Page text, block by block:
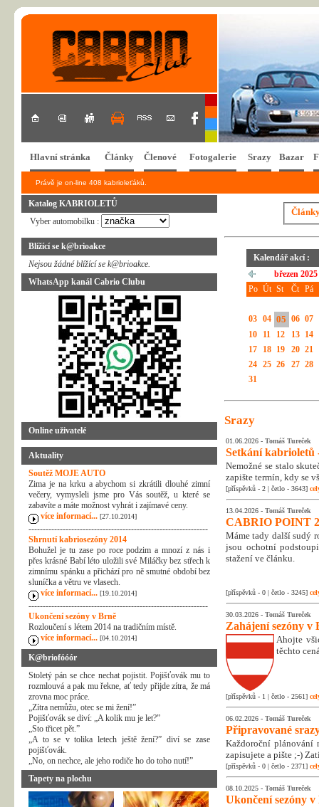
Hlavní stránka Články Členové Fotogalerie Srazy Bazar
Právě je on-line 408 kabrioleťáků.
Katalog KABRIOLETŮ
Vyber automobilku :
Blížící se k@brioakce
Nejsou žádné blížící se k@brioakce.
WhatsApp kanál Cabrio Clubu
Online uživatelé
Aktuality
Soutěž MOJE AUTO
Zima je na krku a abychom si zkrátili dlouhé zimní
večery, vymysleli jsme pro Vás soutěž, u které se
zabavíte a máte možnost vyhrát i zajímavé ceny.
více informací... [27.10.2014]
---------------------------------------------------------------
Shrnutí kabriosezóny 2014
Bohužel je tu zase po roce podzim a mnozí z nás i
přes krásné Babí léto uložili své Miláčky bez střech k
zimnímu spánku a přichází pro ně smutné období bez
sluníčka a větru ve vlasech.
více informací... [19.10.2014]
---------------------------------------------------------------
Ukončení sezóny v Brně
Rozloučení s létem 2014 na tradičním místě.
více informací... [04.10.2014]
K@briofóóór
Stoletý pán se chce nechat pojistit. Pojišťovák mu to
rozmlouvá a pak mu řekne, ať tedy přijde zítra, že má
zrovna moc práce.
„Zítra nemůžu, otec se mi žení!”
Pojišťovák se diví: „A kolik mu je let?”
„Sto třicet pět.”
„A to se v tolika letech ještě žení?” diví se zase
pojišťovák.
„No, on nechce, ale jeho rodiče ho do toho nutí!”
Tapety na plochu
Kalendář akcí :
březen 2025
Po Út St Čt Pá
03 04 05 06 07
10
11 12 13 14
17
18 19 20 21
24 25 26 27 28
31
Srazy
01.06.2026 - Tomáš Tureček
Setkání kabrioletů
Nemožné se stalo
zapište termín, kdy se
[příspěvků - 2 | četlo - 3643]
13.04.2026 - Tomáš Tureček
CABRIO POINT
Máme tady další sudý
jsou ochotní
stažení ve článku.
[příspěvků - 0 | četlo - 3245]
30.03.2026 - Tomáš Tureček
Zahájení sezóny v
Ahojte
těchto
[příspěvků - 1 | četlo - 2561]
06.02.2026 - Tomáš Tureček
Připravované
Každoroční plánování
zapisujete a pište ;-)
[příspěvků - 0 | četlo - 2371]
08.10.2025 - Tomáš Tureček
Ukončení sezóny v